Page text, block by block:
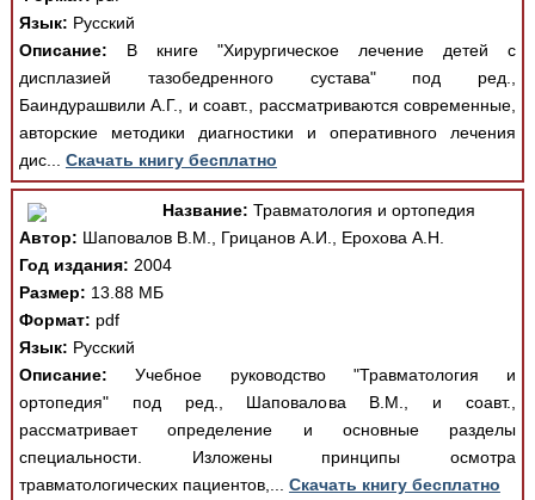
Язык: Русский
Описание: В книге "Хирургическое лечение детей с
дисплазией тазобедренного сустава" под ред.,
Баиндурашвили А.Г., и соавт., рассматриваются современные,
авторские методики диагностики и оперативного лечения
дис... Скачать книгу бесплатно
Название: Травматология и ортопедия
Автор: Шаповалов В.М., Грицанов А.И., Ерохова А.Н.
Год издания: 2004
Размер: 13.88 МБ
Формат: pdf
Язык: Русский
Описание: Учебное руководство "Травматология и
ортопедия" под ред., Шаповалова В.М., и соавт.,
рассматривает определение и основные разделы
специальности. Изложены принципы осмотра
травматологических пациентов,... Скачать книгу бесплатно